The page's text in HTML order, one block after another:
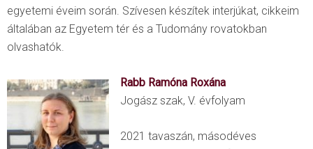
egyetemi éveim során. Szívesen készítek interjúkat, cikkeim
általában az Egyetem tér és a Tudomány rovatokban
olvashatók.
Rabb Ramóna Roxána
Jogász szak, V. évfolyam
2021 tavaszán, másodéves